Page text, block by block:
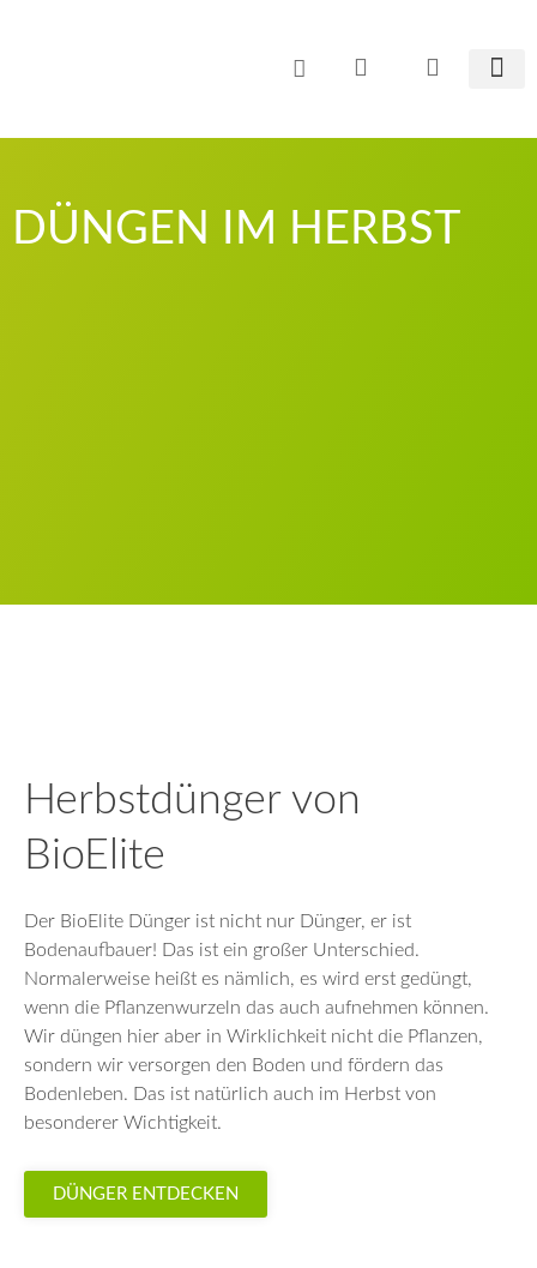
DÜNGEN IM HERBST
Herbstdünger von
BioElite
Der BioElite Dünger ist nicht nur Dünger, er ist
Bodenaufbauer! Das ist ein großer Unterschied.
Normalerweise heißt es nämlich, es wird erst gedüngt,
wenn die Pflanzenwurzeln das auch aufnehmen können.
Wir düngen hier aber in Wirklichkeit nicht die Pflanzen,
sondern wir versorgen den Boden und fördern das
Bodenleben. Das ist natürlich auch im Herbst von
besonderer Wichtigkeit.
DÜNGER ENTDECKEN